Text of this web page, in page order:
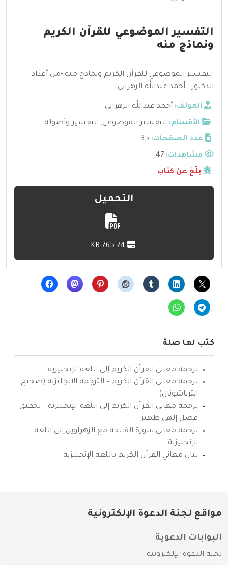
التفسير الموضوعي للقرآن الكريم
ونماذج منه
التفسير الموضوعي للقرآن الكريم ونماذج منه -من أعداد
الدكتور - أحمد عبدالله الزهراني
المؤلف: أحمد عبدالله الزهراني
الأقسام: التفسير الموضوعي, التفسير وأصوله
عدد الصفحات: 35
مشاهدات:
بلّغ عن كتاب
التحميل
كتب لها صلة
ترجمة معاني القرآن الكريم إلى اللغة الإنجليزية
ترجمة معاني القرآن الكريم – الترجمة الإنجليزية (صحيح
انترناشونال)
ترجمة معاني القرآن الكريم إلى اللغة الإنجليزية – تحقيق
فضل إلهي ظهير
ترجمة معاني سورة الفاتحة مع الزهراوين إلى اللغة
الإنجليزية
بيان معاني القرآن الكريم باللغة الإنجليزية
مواقع لجنة الدعوة الإلكترونية
البوابات الدعوية
لجنة الدعوة الإلكترونية